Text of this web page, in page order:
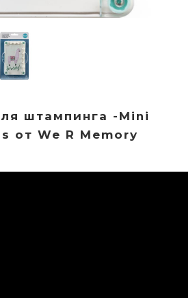
штампинга -Mini
от We R Memory